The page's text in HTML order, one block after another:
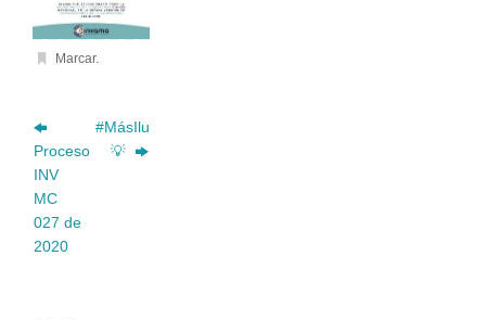
Marcar.
Proceso
INV
MC
027 de
2020
#MásIluminación
💡